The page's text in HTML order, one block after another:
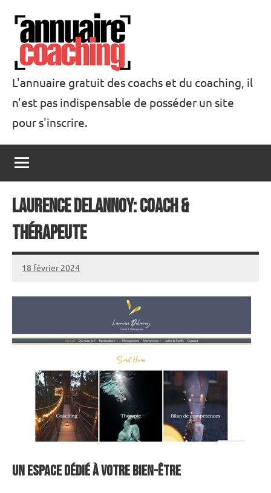
contenu
Annuaire
Coaching
L'annuaire gratuit des coachs et du coaching, il
n'est pas indispensable de posséder un site
pour s'inscrire.
Laurence Delannoy: coach &
thérapeute
18 février 2024
annuairecoaching
Un espace dédié à votre bien-être